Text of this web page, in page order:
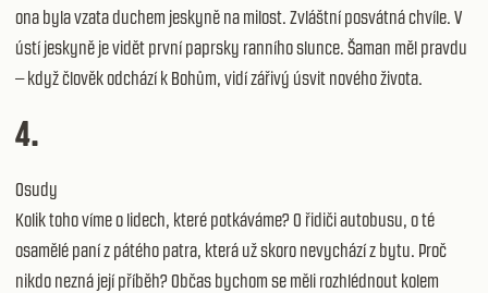
ona byla vzata duchem jeskyně na milost. Zvláštní posvátná chvíle. V
ústí jeskyně je vidět první paprsky ranního slunce. Šaman měl pravdu
– když člověk odchází k Bohům, vidí zářivý úsvit nového života.
4.
Osudy
Kolik toho víme o lidech, které potkáváme? O řidiči autobusu, o té
osamělé paní z pátého patra, která už skoro nevychází z bytu. Proč
nikdo nezná její příběh? Občas bychom se měli rozhlédnout kolem